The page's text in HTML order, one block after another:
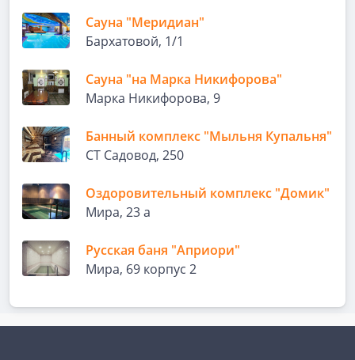
Сауна "Меридиан"
Бархатовой, 1/1
Сауна "на Марка Никифорова"
Марка Никифорова, 9
Банный комплекс "Мыльня Купальня"
СТ Садовод, 250
Оздоровительный комплекс "Домик"
Мира, 23 а
Русская баня "Априори"
Мира, 69 корпус 2